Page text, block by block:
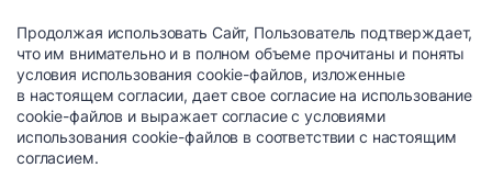
Продолжая использовать Сайт, Пользователь подтверждает,
что им внимательно и в полном объеме прочитаны и поняты
условия использования cookie-файлов, изложенные
в настоящем согласии, дает свое согласие на использование
cookie-файлов и выражает согласие с условиями
использования cookie-файлов в соответствии с настоящим
согласием.